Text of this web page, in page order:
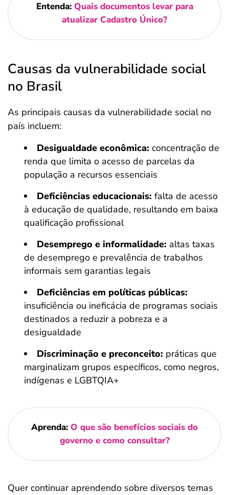
Entenda: Quais documentos levar para
atualizar Cadastro Único?
Causas da vulnerabilidade social
no Brasil
As principais causas da vulnerabilidade social no
país incluem:
Desigualdade econômica: concentração de
renda que limita o acesso de parcelas da
população a recursos essenciais
Deficiências educacionais: falta de acesso
à educação de qualidade, resultando em baixa
qualificação profissional
Desemprego e informalidade: altas taxas
de desemprego e prevalência de trabalhos
informais sem garantias legais
Deficiências em políticas públicas:
insuficiência ou ineficácia de programas sociais
destinados a reduzir a pobreza e a
desigualdade
Discriminação e preconceito: práticas que
marginalizam grupos específicos, como negros,
indígenas e LGBTQIA+
Aprenda: O que são benefícios sociais do
governo e como consultar?
Quer continuar aprendendo sobre diversos temas